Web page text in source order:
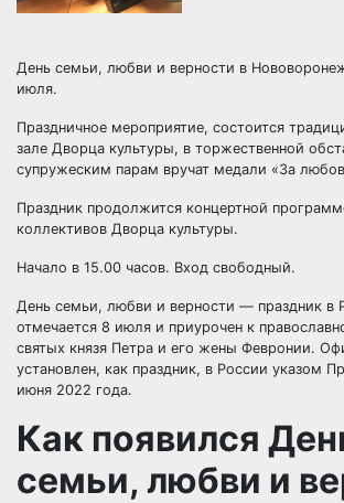
День семьи, любви и верности в
июля.
Праздничное мероприятие, состоится
зале Дворца культуры, в торжественной
супружеским парам вручат медали «За
Праздник продолжится концертной
коллективов Дворца культуры.
Начало в 15.00 часов. Вход свободный.
День семьи, любви и верности — праздник в
отмечается 8 июля и приурочен к
святых князя Петра и его жены Февронии.
установлен, как праздник, в России указом
июня 2022 года.
Как появился
семьи, любви и